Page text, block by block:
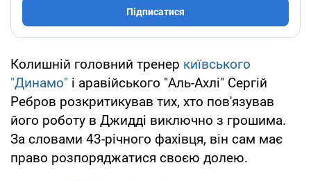
Підписатися
Колишній головний тренер київського
"Динамо" і аравійського "Аль-Ахлі" Сергій
Ребров розкритикував тих, хто пов'язував
його роботу в Джидді виключно з грошима.
За словами 43-річного фахівця, він сам має
право розпоряджатися своєю долею.